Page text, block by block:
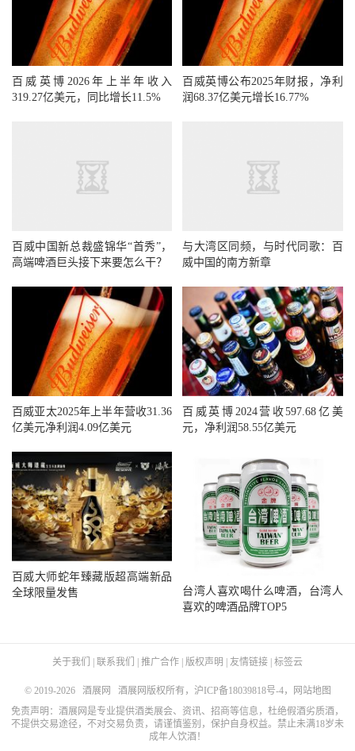
百威英博2026年上半年收入
319.27亿美元，同比增长11.5%
百威英博公布2025年财报，净利
润68.37亿美元增长16.77%
百威中国新总裁盛锦华“首秀”，
高端啤酒巨头接下来要怎么干？
与大湾区同频，与时代同歌：百
威中国的南方新章
百威亚太2025年上半年营收31.36
亿美元净利润4.09亿美元
百威英博2024营收597.68亿美
元，净利润58.55亿美元
百威大师蛇年臻藏版超高端新品
全球限量发售
台湾人喜欢喝什么啤酒，台湾人
喜欢的啤酒品牌TOP5
关于我们 | 联系我们 | 推广合作 | 版权声明 | 友情链接 | 标签云
© 2019-2026 酒展网 酒展网版权所有， 沪ICP备18039818号-4，
网站地图
免责声明：酒展网是专业提供酒类展会、资讯、招商等信息，杜绝假酒劣质酒，
不提供交易途径，不对交易负责，请谨慎鉴别，保护自身权益。禁止未满18岁未
成年人饮酒！